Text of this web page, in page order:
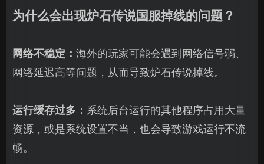
为什么会出现炉石传说国服掉线的问题？
网络不稳定： 海外的玩家可能会遇到网络信号弱、
网络延迟高等问题，从而导致炉石传说掉线。
运行缓存过多： 系统后台运行的其他程序占用大量
资源，或是系统设置不当，也会导致游戏运行不流
畅。